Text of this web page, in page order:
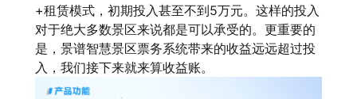
+租赁模式，初期投入甚至不到5万元。这样的投入
对于绝大多数景区来说都是可以承受的。更重要的
是，景谱智慧景区票务系统带来的收益远远超过投
入，我们接下来就来算收益账。